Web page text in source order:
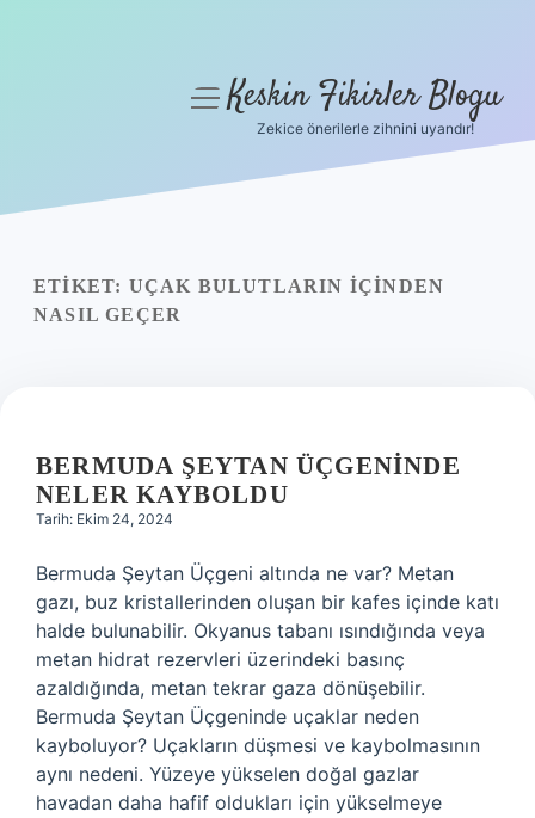
Yasal Uyarı
menüyüKeskin Fikirler Blogu
Zekice önerilerle zihnini uyandır!
ETIKET: UÇAK BULUTLARIN IÇINDEN
NASIL GEÇER
BERMUDA ŞEYTAN ÜÇGENINDE
NELER KAYBOLDU
Tarih: Ekim 24, 2024
Bermuda Şeytan Üçgeni altında ne var? Metan
gazı, buz kristallerinden oluşan bir kafes içinde katı
halde bulunabilir. Okyanus tabanı ısındığında veya
metan hidrat rezervleri üzerindeki basınç
azaldığında, metan tekrar gaza dönüşebilir.
Bermuda Şeytan Üçgeninde uçaklar neden
kayboluyor? Uçakların düşmesi ve kaybolmasının
aynı nedeni. Yüzeye yükselen doğal gazlar
havadan daha hafif oldukları için yükselmeye